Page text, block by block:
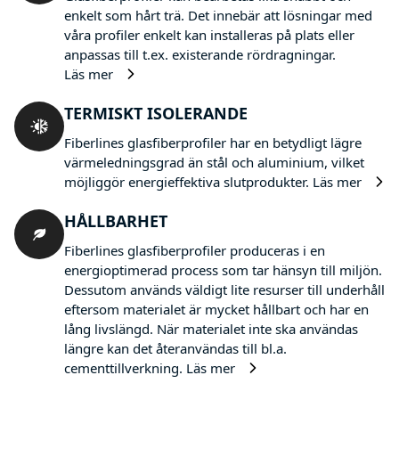
enkelt som hårt trä. Det innebär att lösningar med
våra profiler enkelt kan installeras på plats eller
anpassas till t.ex. existerande rördragningar.
Läs mer
TERMISKT ISOLERANDE
Fiberlines glasfiberprofiler har en betydligt lägre
värmeledningsgrad än stål och aluminium, vilket
möjliggör energieffektiva slutprodukter. Läs mer
HÅLLBARHET
Fiberlines glasfiberprofiler produceras i en
energioptimerad process som tar hänsyn till miljön.
Dessutom används väldigt lite resurser till underhåll
eftersom materialet är mycket hållbart och har en
lång livslängd. När materialet inte ska användas
längre kan det återanvändas till bl.a.
cementtillverkning. Läs mer